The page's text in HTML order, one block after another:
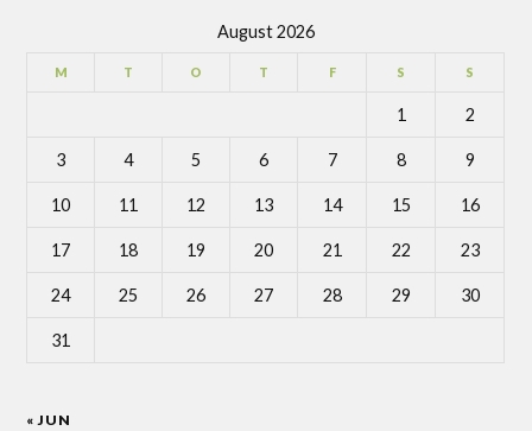
August 2026
M T O T F S S
1 2
3 4 5 6 7 8 9
10 11 12 13 14 15 16
17 18 19 20 21 22 23
24 25 26 27 28 29 30
31
« JUN